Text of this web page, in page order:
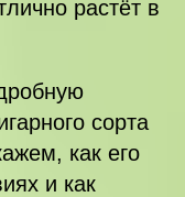
растёт в
сорта
как его
и как